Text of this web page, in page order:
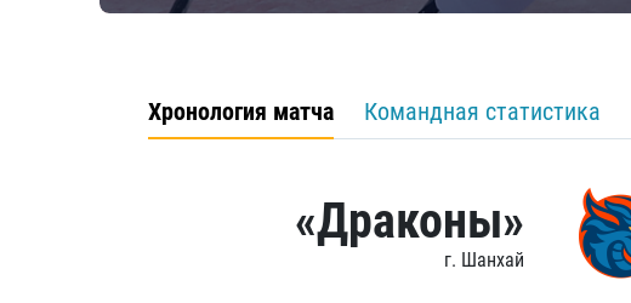
Хронология матча Командная статистика
«Драконы»
г. Шанхай